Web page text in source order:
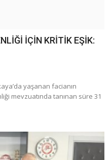
İÇİN KRİTİK EŞİK:
yaşanan facianın
mevzuatında tanınan süre 31